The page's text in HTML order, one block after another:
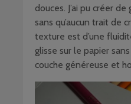
douces. J’ai pu créer
sans qu’aucun trait de
texture est d’une
glisse sur le papier
couche généreuse et